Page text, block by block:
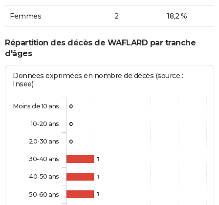
Femmes 2 18,2 %
Répartition des décès de WAFLARD par tranche
d'âges
Données exprimées en nombre de décès (source :
Insee)
0
0
0
1
1
1
Moins de 10 ans
10-20 ans
20-30 ans
30-40 ans
40-50 ans
50-60 ans